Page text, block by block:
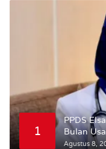
1
PPDS
Bulan
ke Pasien
Agustus 8,